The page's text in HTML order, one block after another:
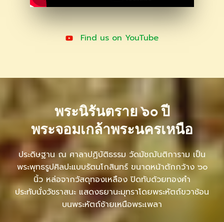
Find us on YouTube​
พระนิรันตราย ๖๐ ปี
พระจอมเกล้าพระนครเหนือ
ประดิษฐาน ณ ศาลาปฏิบัติธรรม วัดมัชฌันติการาม เป็น
พระพุทธรูปศิลปะแบบรัตนโกสินทร์ ขนาดหน้าตักกว้าง ๖๐
นิ้ว หล่อจากวัสดุทองเหลือง ปิดทับด้วยทองคำ
ประทับนั่งวัชราสนะ แสดงธยานะมุทราโดยพระหัตถ์ขวาช้อน
บนพระหัตถ์ซ้ายเหนือพระเพลา